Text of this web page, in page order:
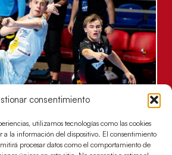
consentimiento
utilizamos tecnologías como las cookies
a la información del dispositivo. El consentimiento
procesar datos como el comportamiento de
del EHF EURO 2026
buscan colgarse la presea en